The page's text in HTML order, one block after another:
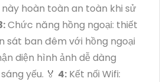
hoàn toàn an toàn khi sử
Chức năng hồng ngoại: thiết
sát ban đêm với hồng ngoại
diện hình ảnh dễ dàng
yếu. ️🏅️ 4: Kết nối Wifi: